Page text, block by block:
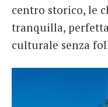
centro storico, le
tranquilla,
culturale senza